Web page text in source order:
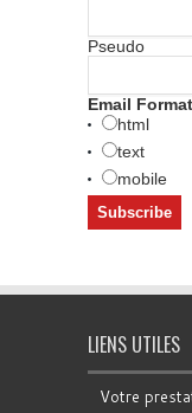
Pseudo
Email Format
html
text
mobile
LIENS UTILES
Votre